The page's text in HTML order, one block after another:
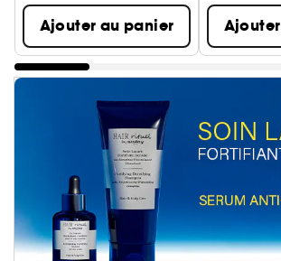
Ajouter au panier